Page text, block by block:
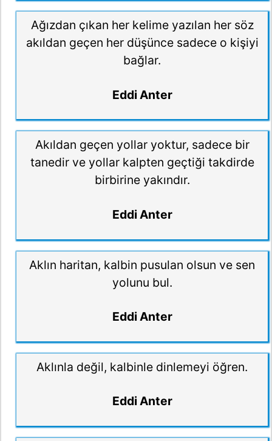
Ağızdan çıkan her kelime yazılan her söz
akıldan geçen her düşünce sadece o kişiyi
bağlar.
Eddi Anter
Akıldan geçen yollar yoktur, sadece bir
tanedir ve yollar kalpten geçtiği takdirde
birbirine yakındır.
Eddi Anter
Aklın haritan, kalbin pusulan olsun ve sen
yolunu bul.
Eddi Anter
Aklınla değil, kalbinle dinlemeyi öğren.
Eddi Anter